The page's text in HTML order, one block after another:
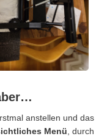
anstellen und das
Menü, durch